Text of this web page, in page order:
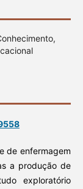
de enfermagem
a produção de
exploratório